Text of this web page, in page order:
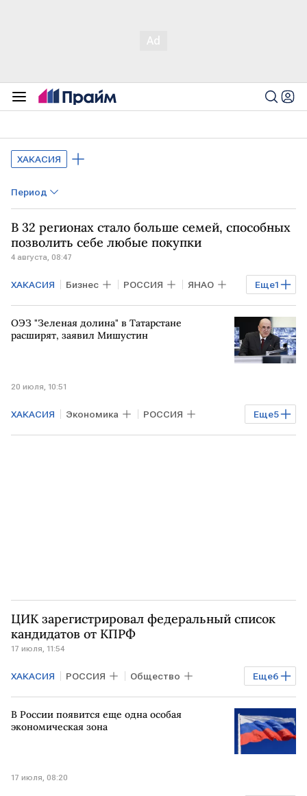
ХАКАСИЯ
Период
В 32 регионах стало больше семей, способных
позволить себе любые покупки
4 августа, 08:47
Еще1
ХАКАСИЯ Бизнес РОССИЯ ЯНАО
Московская область
ОЭЗ "Зеленая долина" в Татарстане
расширят, заявил Мишустин
20 июля, 10:51
Еще5
ХАКАСИЯ Экономика РОССИЯ
Промышленность ТАТАРСТАН
ЦИК зарегистрировал федеральный список
кандидатов от КПРФ
17 июля, 11:54
Еще6
ХАКАСИЯ РОССИЯ Общество
Элла Памфилова Геннадий Зюганов
Владимир Путин
В России появится еще одна особая
экономическая зона
17 июля, 08:20